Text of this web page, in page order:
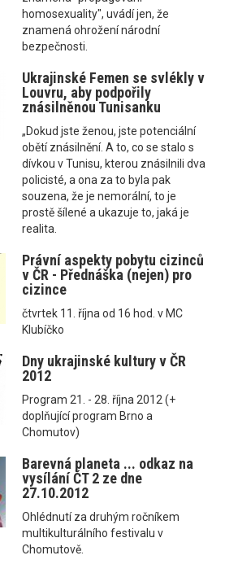
homosexuality", uvádí jen, že
znamená ohrožení národní
bezpečnosti.
Ukrajinské Femen se svlékly v
Louvru, aby podpořily
znásilněnou Tunisanku
„Dokud jste ženou, jste potenciální
obětí znásilnění. A to, co se stalo s
dívkou v Tunisu, kterou znásilnili dva
policisté, a ona za to byla pak
souzena, že je nemorální, to je
prostě šílené a ukazuje to, jaká je
realita.
Právní aspekty pobytu cizinců
v ČR - Přednáška (nejen) pro
cizince
čtvrtek 11. října od 16 hod. v MC
Klubíčko
Dny ukrajinské kultury v ČR
2012
Program 21. - 28. října 2012 (+
doplňující program Brno a
Chomutov)
Barevná planeta ... odkaz na
vysílání ČT 2 ze dne
27.10.2012
Ohlédnutí za druhým ročníkem
multikulturálního festivalu v
Chomutově.